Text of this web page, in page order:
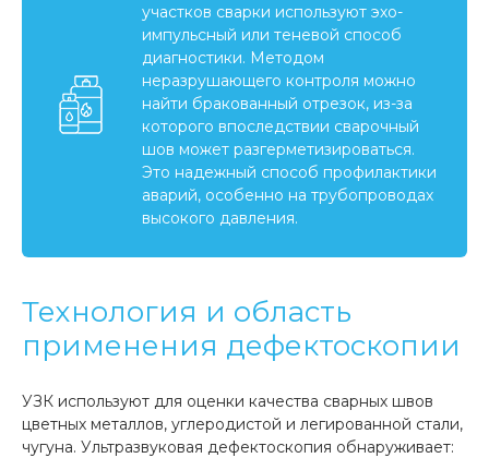
участков сварки используют эхо-
импульсный или теневой способ
диагностики. Методом
неразрушающего контроля можно
найти бракованный отрезок, из-за
которого впоследствии сварочный
шов может разгерметизироваться.
Это надежный способ профилактики
аварий, особенно на трубопроводах
высокого давления.
Технология и область
применения дефектоскопии
УЗК используют для оценки качества сварных швов
цветных металлов, углеродистой и легированной стали,
чугуна. Ультразвуковая дефектоскопия обнаруживает: